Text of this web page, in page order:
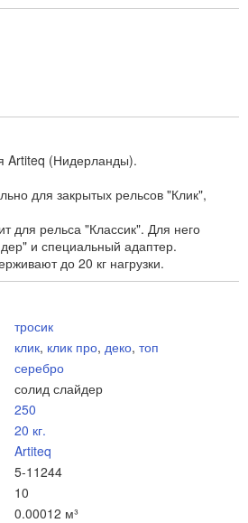
Artiteq (Нидерланды).
для закрытых рельсов "Клик",
для рельса "Классик". Для него
и специальный адаптер.
до 20 кг нагрузки.
тросик
клик, клик про, деко, топ
серебро
солид слайдер
250
20 кг.
Artiteq
5-11244
10
0.00012 м³